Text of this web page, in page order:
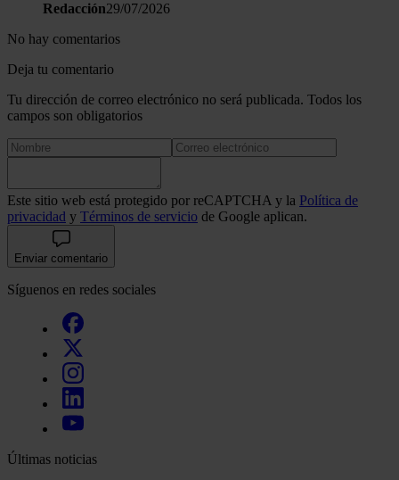
Redacción29/07/2026
No hay comentarios
Deja tu comentario
Tu dirección de correo electrónico no será publicada. Todos los
campos son obligatorios
Este sitio web está protegido por reCAPTCHA y la Política de
privacidad y Términos de servicio de Google aplican.
Enviar comentario
Síguenos en redes sociales
Últimas noticias